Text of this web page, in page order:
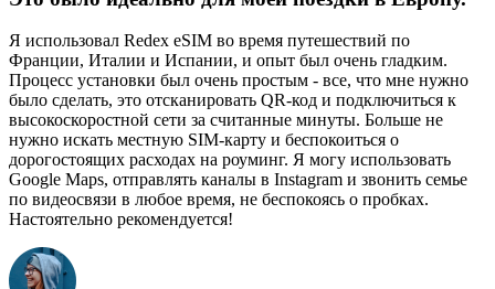
Я использовал Redex eSIM во время путешествий по
Франции, Италии и Испании, и опыт был очень гладким.
Процесс установки был очень простым - все, что мне нужно
было сделать, это отсканировать QR-код и подключиться к
высокоскоростной сети за считанные минуты. Больше не
нужно искать местную SIM-карту и беспокоиться о
дорогостоящих расходах на роуминг. Я могу использовать
Google Maps, отправлять каналы в Instagram и звонить семье
по видеосвязи в любое время, не беспокоясь о пробках.
Настоятельно рекомендуется!